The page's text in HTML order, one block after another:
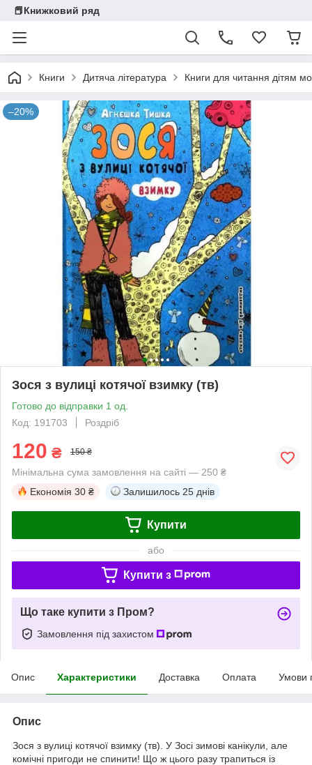
📕Книжковий ряд
Книги Дитяча література Книги для читання дітям
–20%
Зося з вулиці котячої взимку (тв)
Готово до відправки 1 од.
Код: 191703
Роздріб
120 ₴ 150 ₴
Мінімальна сума замовлення на сайті — 250 ₴
Економія 30 ₴ Залишилось 25 днів
Купити
або
Купити з
Що таке купити з Пром?
Замовлення під захистом
Опис Характеристики Доставка Оплата Умови
Опис
Зося з вулиці котячої взимку (тв). У Зосі зимові канікули, але
комічні пригоди не спинити! Що ж цього разу трапиться із